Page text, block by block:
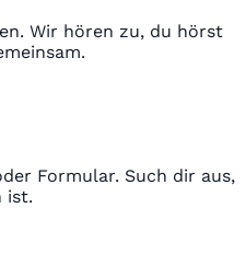
Wir hören zu, du hörst
Formular. Such dir aus,
ist.